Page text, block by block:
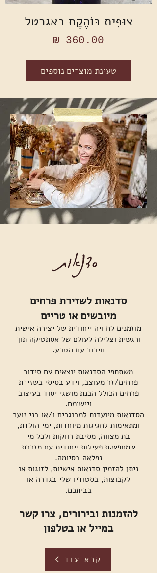
צוּפִית בּוֹהֶקֶת באגרטל
מחיר
טעינת מוצרים נוספים
סדנאות
סדנאות לשזירת פרחים
מיובשים או טריים
מוזמנים לחוויה ייחודית של יצירה אישית
ורגשית וצלילה לעולם של אסתטיקה תוך
חיבור עם הטבע.
משתתפי הסדנאות יוצאים עם סידור
פרחים/זר מעוצב, וידע בסיסי בשזירת
פרחים הכולל הבנת מושגי יסוד בעיצוב
ויישומם.
הסדנאות מיועדות למבוגרים ו/או בני נוער
ומתאימות לחגיגות מיוחדות, ימי הולדת,
בת מצווה, מסיבת רווקות ולכל מי
שמחפש.ת פעילות ייחודית עם מזכרת
נפלאה בסיומה.
ניתן להזמין סדנאות אישיות, לזוגות או
לקבוצות, בסטודיו שלי בגדרה או
בביתכם.
להזמנות ובירורים, צרו קשר
במייל או בטלפון
קרא עוד